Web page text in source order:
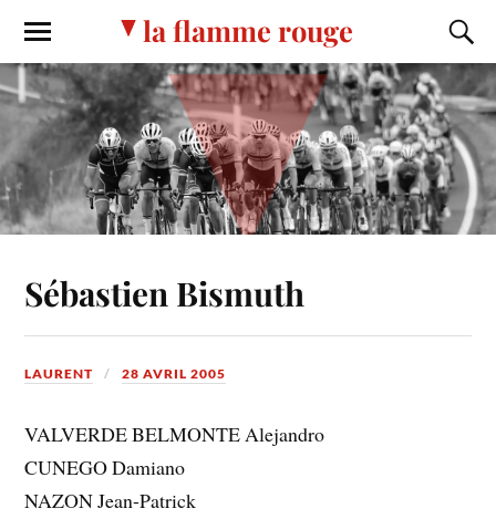
la flamme rouge
Sébastien Bismuth
LAURENT 28 AVRIL 2005
VALVERDE BELMONTE Alejandro
CUNEGO Damiano
NAZON Jean-Patrick